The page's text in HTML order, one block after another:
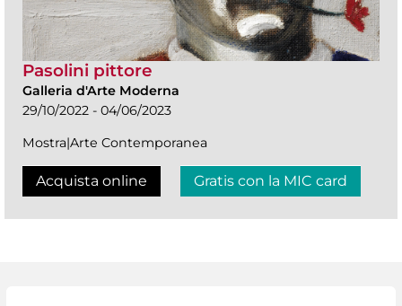
Pasolini pittore
Galleria d'Arte Moderna
29/10/2022 - 04/06/2023
Mostra|Arte Contemporanea
Acquista online Gratis con la MIC card